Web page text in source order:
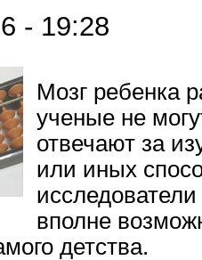
- 19:28
Мозг ребенка
ученые не
отвечают за
или иных
вполне
детства.